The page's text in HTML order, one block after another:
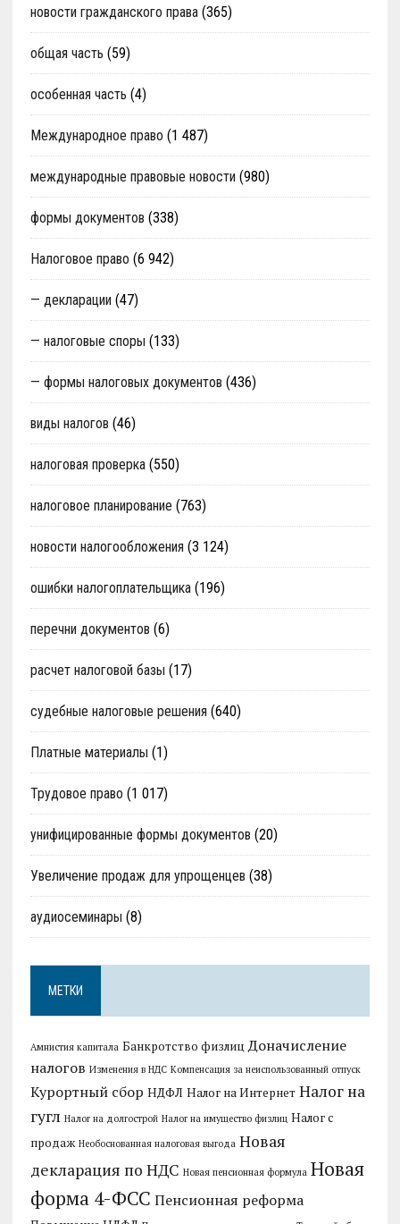
новости гражданского права(365)
общая часть (59)
особенная часть (4)
Международное право (1 487)
международные правовые новости (980)
формы документов (338)
Налоговое право (6 942)
— декларации (47)
— налоговые споры (133)
— формы налоговых документов (436)
виды налогов (46)
налоговая проверка(550)
налоговое планирование (763)
новости налогообложения (3 124)
ошибки налогоплательщика(196)
перечни документов (6)
расчет налоговой базы (17)
судебные налоговые решения (640)
Платные материалы (1)
Трудовое право (1 017)
унифицированные формы документов (20)
Увеличение продаж для упрощенцев (38)
аудиосеминары (8)
МЕТКИ
Амнистия капитала Банкротство физлиц Доначисление
налогов Изменения в НДС Компенсация за неиспользованный отпуск
Курортный сбор НДФЛ Налог на Интернет Налог на
гугл Налог на долгострой Налог на имущество физлиц Налог с
продаж Необоснованная налоговая выгода Новая
декларация по НДС Новая пенсионная формула Новая
форма 4-ФСС Пенсионная реформа